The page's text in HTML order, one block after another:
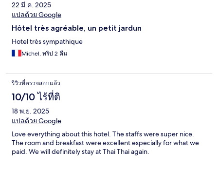
22 มี.ค. 2025
แปลด้วย Google
Hôtel très agréable, un petit jardun
Hotel très sympathique
Michel, ทริป 2 คืน
รีวิวที่ตรวจสอบแล้ว
10/10 ไร้ที่ติ
18 พ.ย. 2025
แปลด้วย Google
Love everything about this hotel. The staffs were super nice.
The room and breakfast were excellent especially for what we
paid. We will definitely stay at Thai Thai again.